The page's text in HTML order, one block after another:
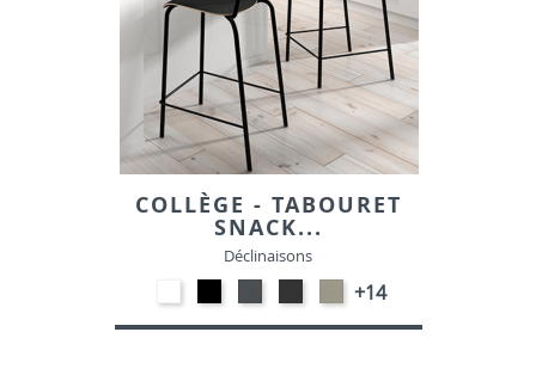
COLLÈGE - TABOURET
SNACK...
Déclinaisons
BLANC
-
NOIR
-
GRAPHITE
-
ANTHRACITE
EP75
-
IMITATION
+14